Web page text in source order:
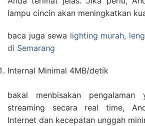
lampu cincin akan meningkatkan
baca juga sewa lighting murah,
di Semarang
Internal Minimal 4MB/detik
bakal menbisakan
streaming secara real time,
Internet dan kecepatan unggah